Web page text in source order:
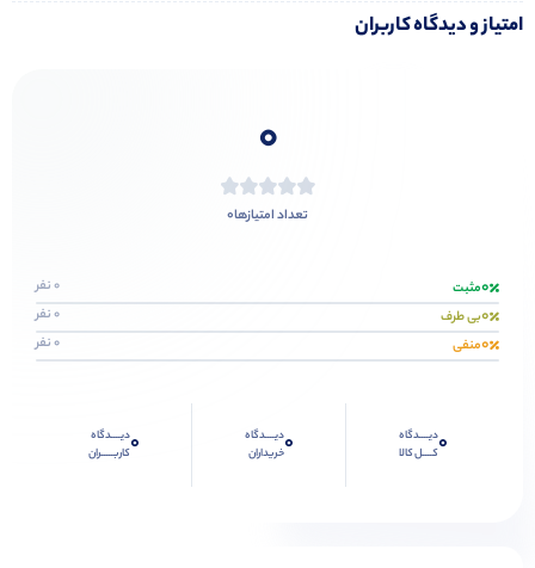
امتیاز و دیدگاه کاربران
0
تعداد امتیازها0
0مثبت 0 نفر
0بی طرف 0 نفر
0منفی 0 نفر
0دیــــدگاه
کــــل کالا
0دیــــدگاه
خریداران
0دیــــدگاه
کاربـــــران